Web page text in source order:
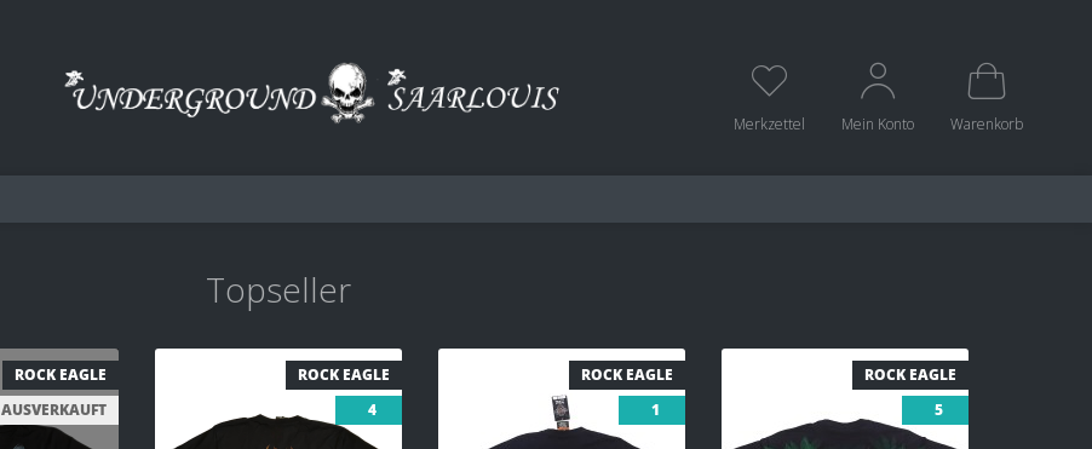
Merkzettel Mein Konto Warenkorb
Topseller
ROCK EAGLE
AUSVERKAUFT
ROCK EAGLE
4
ROCK EAGLE
1
ROCK EAGLE
5